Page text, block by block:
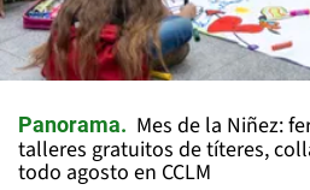
Panorama
Mes de la Niñez:
talleres gratuitos de títeres,
todo agosto en CCLM